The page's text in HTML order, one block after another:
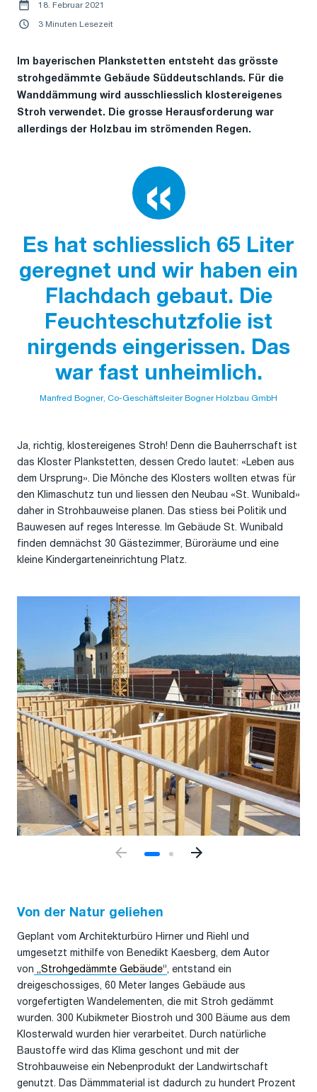
18. Februar 2021
3 Minuten Lesezeit
Im bayerischen Plankstetten entsteht das grösste
strohgedämmte Gebäude Süddeutschlands. Für die
Wanddämmung wird ausschliesslich klostereigenes
Stroh verwendet. Die grosse Herausforderung war
allerdings der Holzbau im strömenden Regen.
Es hat schliesslich 65 Liter
geregnet und wir haben ein
Flachdach gebaut. Die
Feuchteschutzfolie ist
nirgends eingerissen. Das
war fast unheimlich.
Manfred Bogner, Co-Geschäftsleiter Bogner Holzbau GmbH
Ja, richtig, klostereigenes Stroh! Denn die Bauherrschaft ist
das Kloster Plankstetten, dessen Credo lautet: «Leben aus
dem Ursprung». Die Mönche des Klosters wollten etwas für
den Klimaschutz tun und liessen den Neubau «St. Wunibald»
daher in Strohbauweise planen. Das stiess bei Politik und
Bauwesen auf reges Interesse. Im Gebäude St. Wunibald
finden demnächst 30 Gästezimmer, Büroräume und eine
kleine Kindergarteneinrichtung Platz.
Von der Natur geliehen
Geplant vom Architekturbüro Hirner und Riehl und
umgesetzt mithilfe von Benedikt Kaesberg, dem Autor
von „Strohgedämmte Gebäude“, entstand ein
dreigeschossiges, 60 Meter langes Gebäude aus
vorgefertigten Wandelementen, die mit Stroh gedämmt
wurden. 300 Kubikmeter Biostroh und 300 Bäume aus dem
Klosterwald wurden hier verarbeitet. Durch natürliche
Baustoffe wird das Klima geschont und mit der
Strohbauweise ein Nebenprodukt der Landwirtschaft
genutzt. Das Dämmmaterial ist dadurch zu hundert Prozent